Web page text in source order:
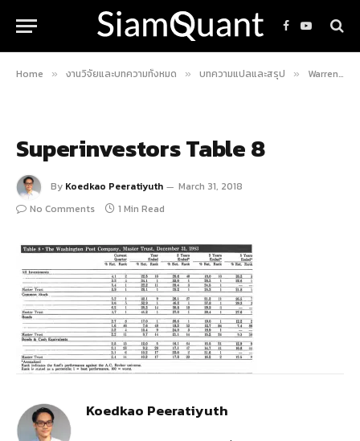
Facebook
YouTube
Home » งานวิจัยและบทความทั้งหมด » บทความแปลและสรุป » Warren Buffett “The Superinvestors of Graham and Doddsville” : สุดยอดนักลงทุนแห่ง “Graham and Doddsville”
Superinvestors Table 8
By Koedkao Peeratiyuth
March 31, 2018
No Comments
1 Min Read
Koedkao Peeratiyuth